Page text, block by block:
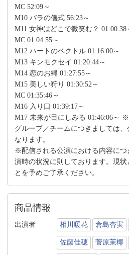
MC 52:09～
M10 バラの儀式 56:23～
M11 女神はどこで微笑む？ 01:00:38
MC 01:04:55～
M12 ハートのベクトル 01:16:00～
M13 キンモクセイ 01:20:44～
M14 恋のお縄 01:27:55～
M15 美しい狩り 01:30:52～
MC 01:35:46～
M16 入り口 01:39:17～
M17 未来が目にしみる 01:46:06～
グループ／チームにつきましては
なります。
※配信される公演における内容につ
演時の状況に則しております。現
とを予めご了承ください。
商品情報
出演者 相川暖花 倉島杏実
佐藤佳穂 菅原茉椰